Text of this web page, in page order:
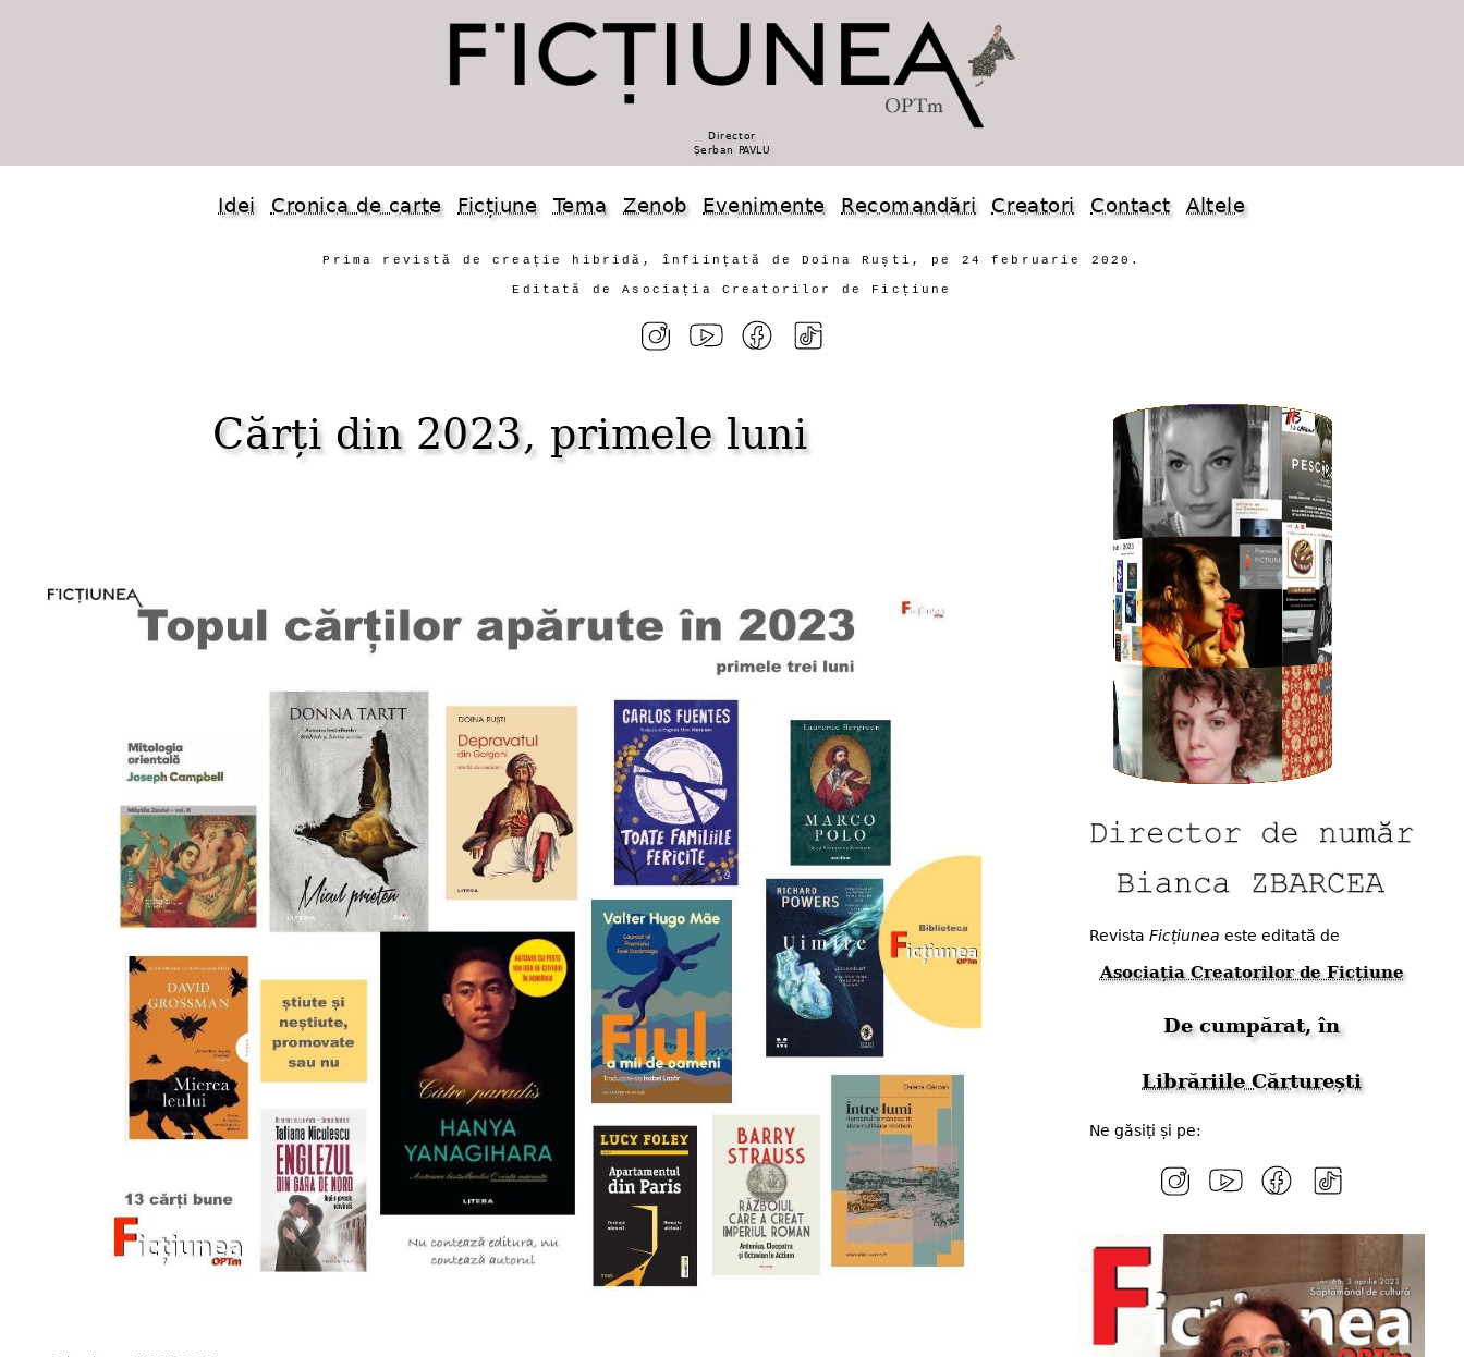
Director
Șerban PAVLU
Idei Cronica de carte Ficțiune Tema Zenob Evenimente Recomandări Creatori Contact Altele
Prima revistă de creație hibridă, înființată de Doina Ruști, pe 24 februarie 2020.
Editată de Asociația Creatorilor de Ficțiune
Cărți din 2023, primele luni
Revista Ficțiunea este editată de
Asociația Creatorilor de Ficțiune
De cumpărat, în
Librăriile Cărturești
Ne găsiți și pe: